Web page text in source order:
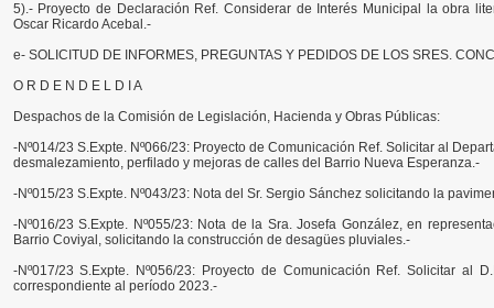
5).- Proyecto de Declaración Ref. Considerar de Interés Municipal la obra
Oscar Ricardo Acebal.-
e- SOLICITUD DE INFORMES, PREGUNTAS Y PEDIDOS DE LOS SRES.
O R D E N D E L D I A
Despachos de la Comisión de Legislación, Hacienda y Obras Públicas:
-Nº014/23 S.Expte. Nº066/23: Proyecto de Comunicación Ref. Solicitar al
desmalezamiento, perfilado y mejoras de calles del Barrio Nueva Esperanza.-
-Nº015/23 S.Expte. Nº043/23: Nota del Sr. Sergio Sánchez solicitando la
-Nº016/23 S.Expte. Nº055/23: Nota de la Sra. Josefa González, en
Barrio Coviyal, solicitando la construcción de desagües pluviales.-
-Nº017/23 S.Expte. Nº056/23: Proyecto de Comunicación Ref. Solicitar al
correspondiente al período 2023.-